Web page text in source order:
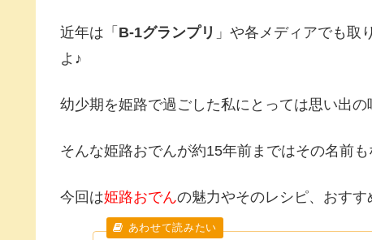
近年は「 B-1グランプリ 」や各メディアでも取
よ♪
幼少期を姫路で過ごした私にとっては思い出
そんな姫路おでんが約15年前まではその名前
今回は姫路おでんの魅力やそのレシピ、おす